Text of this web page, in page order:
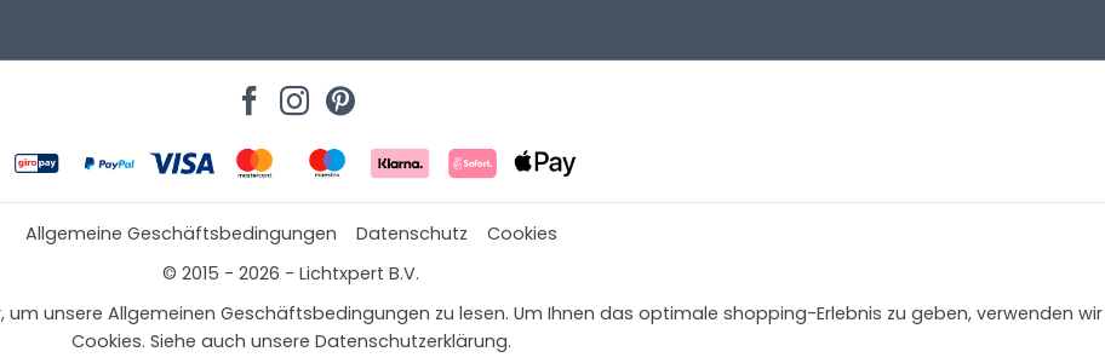
Allgemeine Geschäftsbedingungen Datenschutz
Cookies
© 2015 - 2026 - Lichtxpert B.V.
um unsere Allgemeinen Geschäftsbedingungen zu lesen. Um Ihnen das optimale shopping-Erlebnis zu geben, verwenden wir
Cookies. Siehe auch unsere Datenschutzerklärung.